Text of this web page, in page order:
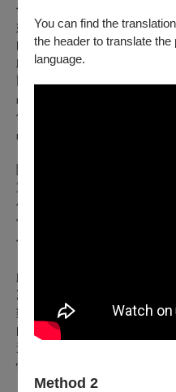
You can find the
the header to translate
language.
Method 2
作品充滿了詩意和張力。這
妙，無論是獨唱、重唱還是
曲才能。
此劇於1913年3月4日在蒙特
爾（Raoul Gunsbourg）指揮
品卻未能在當時的音樂界獲
佛瑞的這部歌劇在後來的許
品中的一個隱秘珍寶。
重視。現代的音樂學者和演
值和音樂魅力，並積極推動
當代觀眾來說，《佩內洛普
作品，更是一個探索人性、愛
此次中華民國聲樂家協會的
次亮相。這場音樂會不僅是
樂文化傳承與發展的一次重
的聲樂家們精心演繹，透過
這部歌劇的獨特，讓更多人
情。